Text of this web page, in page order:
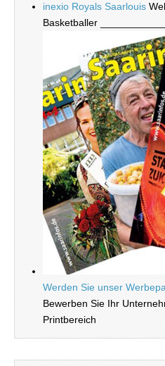
inexio Royals Saarlouis
Basketballer
Werden Sie unser
Bewerben Sie Ihr
Printbereich